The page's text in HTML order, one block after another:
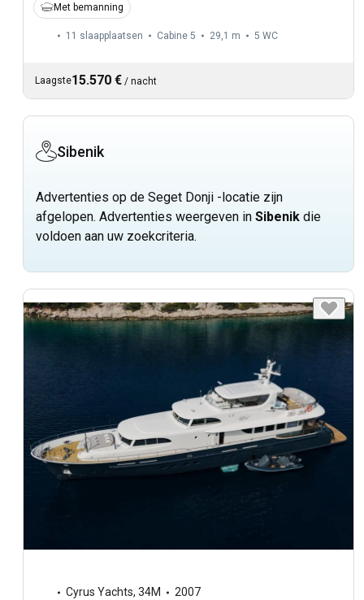
Met bemanning
11 slaapplaatsen Cabine 5 29,1 m 5 WC
Laagste15.570 € / nacht
Sibenik
Advertenties op de Seget Donji -locatie zijn
afgelopen. Advertenties weergeven in Sibenik die
voldoen aan uw zoekcriteria.
Cyrus Yachts, 34M
2007